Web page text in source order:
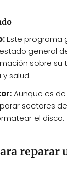
Este programa
general
sobre su
salud.
Aunque es
sectores
el disco.
reparar